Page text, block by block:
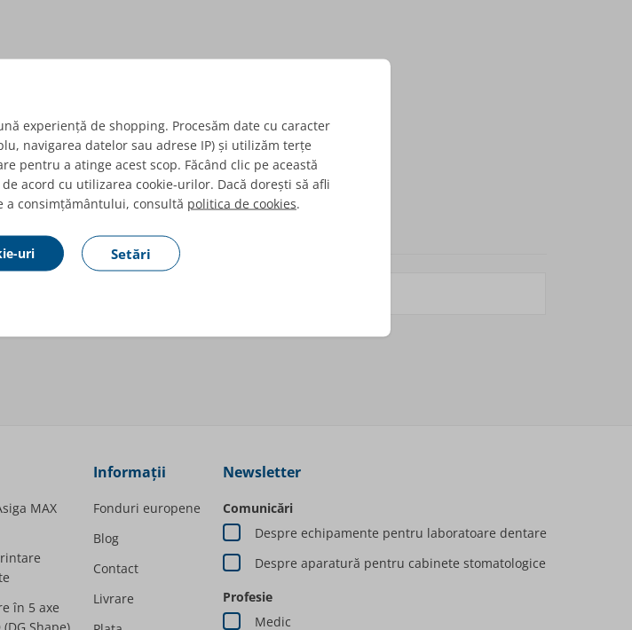
MAX
în 5 axe
Informații
Fonduri europene
Blog
Contact
Livrare
Newsletter
Comunicări
Despre echipamente pentru laboratoare dentare
Despre aparatură pentru cabinete stomatologice
Profesie
Medic
experiență de shopping. Procesăm date cu caracter
navigarea datelor sau adrese IP) și utilizăm terțe
pentru a atinge acest scop. Făcând clic pe această
acord cu utilizarea cookie-urilor. Dacă dorești să afli
consimțământului, consultă politica de cookies.
uri Setări